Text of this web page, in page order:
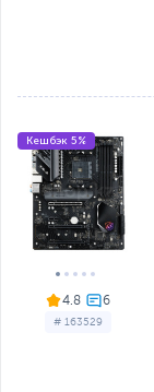
4.8
# 163529
Кешбэк 5%